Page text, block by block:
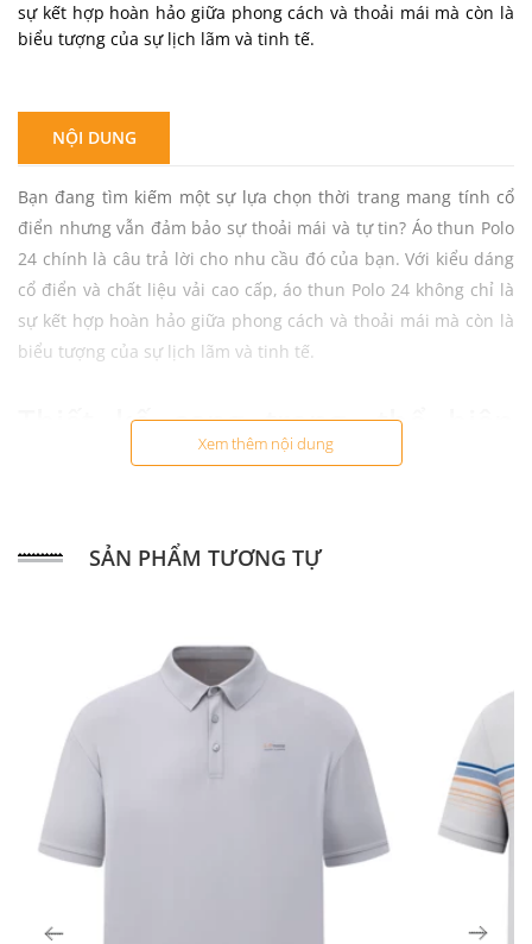
sự kết hợp hoàn hảo giữa phong cách và thoải mái mà còn là
biểu tượng của sự lịch lãm và tinh tế.
NỘI DUNG
Bạn đang tìm kiếm một sự lựa chọn thời trang mang tính cổ
điển nhưng vẫn đảm bảo sự thoải mái và tự tin? Áo thun Polo
24 chính là câu trả lời cho nhu cầu đó của bạn. Với kiểu dáng
cổ điển và chất liệu vải cao cấp, áo thun Polo 24 không chỉ là
sự kết hợp hoàn hảo giữa phong cách và thoải mái mà còn là
biểu tượng của sự lịch lãm và tinh tế.
Thiết kế sang trọng, thể hiện
đẳng cấp
nên sự sang trọng và lịch lãm. Kiểu dáng cổ áo collared mang
đến sự truyền thống và tinh tế, phù hợp với nhiều dịp từ công
Chất liệu mềm mại, đường nét
may sắc sảo
Sự thoải mái và thoáng khí là điều mà bạn sẽ cảm nhận ngay
khi mặc áo thun Polo 24. Với chất liệu vải cotton cao cấp, áo
thun này không chỉ mềm mại mà còn giúp bạn cảm thấy thoải
mái suốt cả ngày dài.
Đa đa dạng mẫu mã, kích thước
Xem thêm nội dung
SẢN PHẨM TƯƠNG TỰ